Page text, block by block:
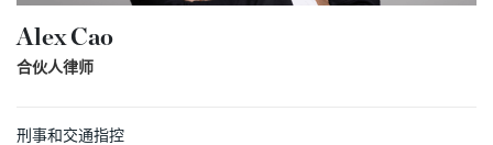
Alex Cao
合伙人律师
刑事和交通指控